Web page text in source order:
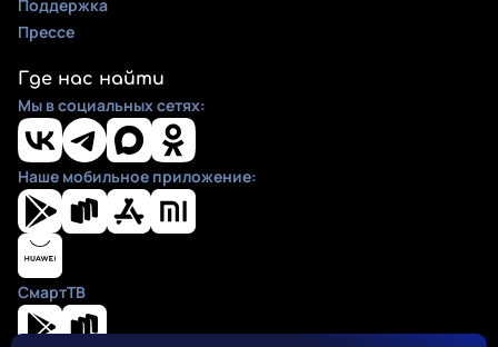
Поддержка
Прессе
Где нас найти
Мы в социальных сетях:
Наше мобильное приложение:
СмартТВ